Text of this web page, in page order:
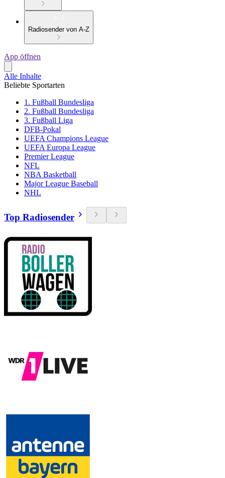
Radiosender von A-Z
App öffnen
Alle Inhalte
Beliebte Sportarten
1. Fußball Bundesliga
2. Fußball Bundesliga
3. Fußball Liga
DFB-Pokal
UEFA Champions League
UEFA Europa League
Premier League
NFL
NBA Basketball
Major League Baseball
NHL
Top Radiosender